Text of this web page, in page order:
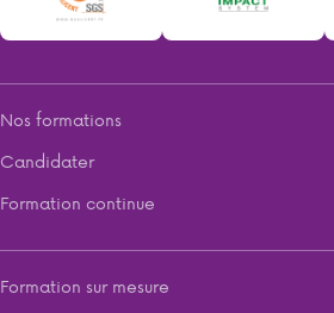
Nos formations
Candidater
Formation continue
Formation sur mesure